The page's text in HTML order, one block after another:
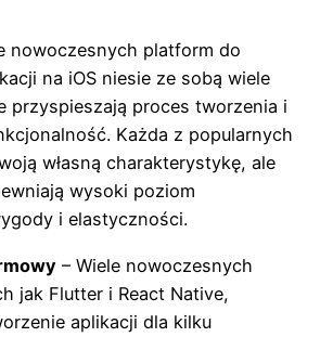
nowoczesnych platform do
na iOS niesie ze sobą wiele
przyspieszają proces tworzenia i
Każda z popularnych
własną charakterystykę, ale
wysoki poziom
i elastyczności.
– Wiele nowoczesnych
jak Flutter i React Native,
aplikacji dla kilku